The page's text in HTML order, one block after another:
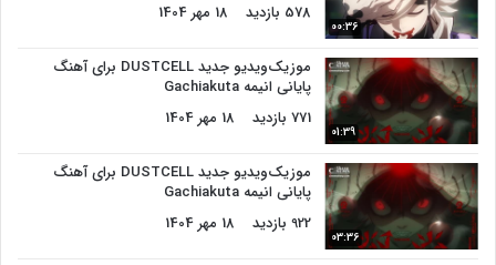
00:36
578 بازدید
18 مهر 1404
01:39
موزیک‌ویدیو جدید DUSTCELL برای آهنگ
پایانی انیمه Gachiakuta
771 بازدید
18 مهر 1404
03:36
موزیک‌ویدیو جدید DUSTCELL برای آهنگ
پایانی انیمه Gachiakuta
922 بازدید
18 مهر 1404